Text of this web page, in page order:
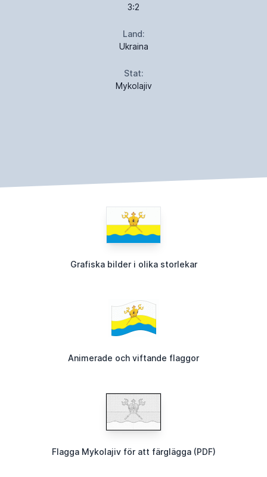
3:2
Land:
Ukraina
Stat:
Mykolajiv
Grafiska bilder i olika storlekar
Animerade och viftande flaggor
Flagga Mykolajiv för att färglägga (PDF)